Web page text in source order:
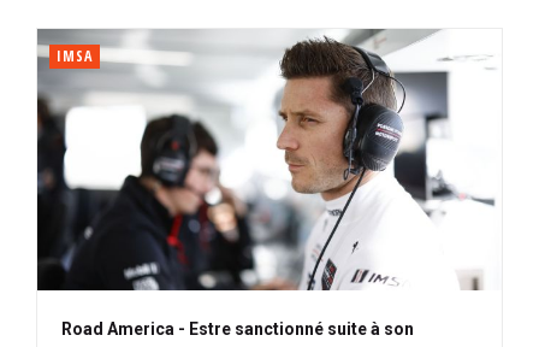
IMSA
Road America - Estre sanctionné suite à son